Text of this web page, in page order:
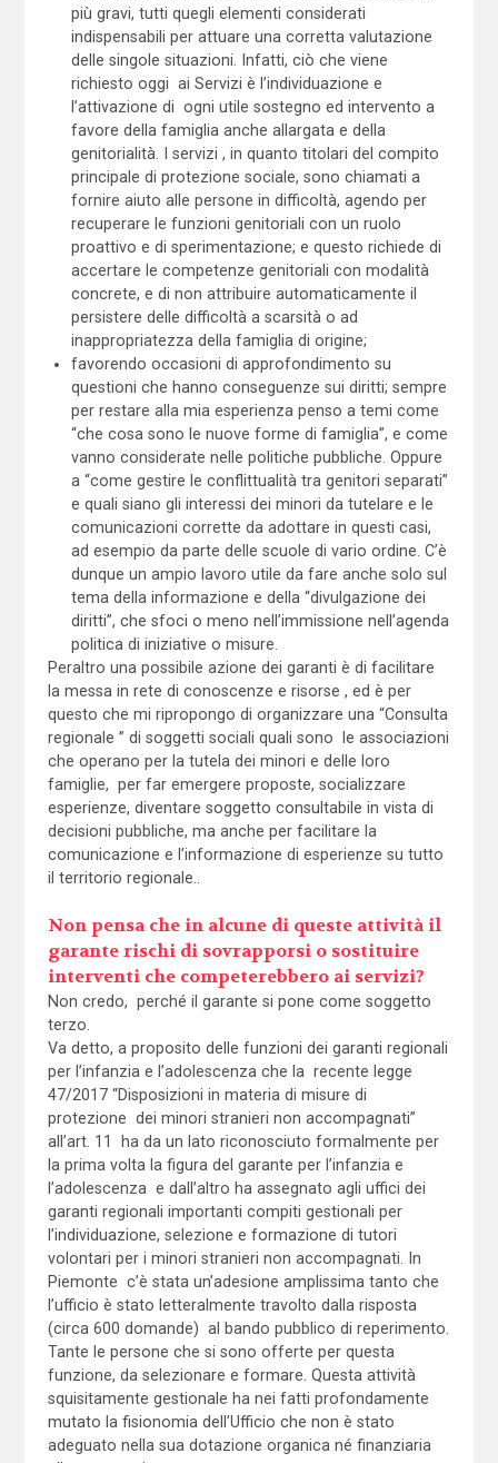
più gravi, tutti quegli elementi considerati
indispensabili per attuare una corretta valutazione
delle singole situazioni. Infatti, ciò che viene
richiesto oggi ai Servizi è l’individuazione e
l’attivazione di ogni utile sostegno ed intervento a
favore della famiglia anche allargata e della
genitorialità. I servizi , in quanto titolari del compito
principale di protezione sociale, sono chiamati a
fornire aiuto alle persone in difficoltà, agendo per
recuperare le funzioni genitoriali con un ruolo
proattivo e di sperimentazione; e questo richiede di
accertare le competenze genitoriali con modalità
concrete, e di non attribuire automaticamente il
persistere delle difficoltà a scarsità o ad
inappropriatezza della famiglia di origine;
favorendo occasioni di approfondimento su
questioni che hanno conseguenze sui diritti; sempre
per restare alla mia esperienza penso a temi come
“che cosa sono le nuove forme di famiglia”, e come
vanno considerate nelle politiche pubbliche. Oppure
a “come gestire le conflittualità tra genitori separati”
e quali siano gli interessi dei minori da tutelare e le
comunicazioni corrette da adottare in questi casi,
ad esempio da parte delle scuole di vario ordine. C’è
dunque un ampio lavoro utile da fare anche solo sul
tema della informazione e della “divulgazione dei
diritti”, che sfoci o meno nell’immissione nell’agenda
politica di iniziative o misure.
Peraltro una possibile azione dei garanti è di facilitare
la messa in rete di conoscenze e risorse , ed è per
questo che mi ripropongo di organizzare una “Consulta
regionale ” di soggetti sociali quali sono le associazioni
che operano per la tutela dei minori e delle loro
famiglie, per far emergere proposte, socializzare
esperienze, diventare soggetto consultabile in vista di
decisioni pubbliche, ma anche per facilitare la
comunicazione e l’informazione di esperienze su tutto
il territorio regionale..
Non pensa che in alcune di queste attività il
garante rischi di sovrapporsi o sostituire
interventi che competerebbero ai servizi?
Non credo, perché il garante si pone come soggetto
terzo.
Va detto, a proposito delle funzioni dei garanti regionali
per l’infanzia e l’adolescenza che la recente legge
47/2017 “Disposizioni in materia di misure di
protezione dei minori stranieri non accompagnati”
all’art. 11 ha da un lato riconosciuto formalmente per
la prima volta la figura del garante per l’infanzia e
l’adolescenza e dall’altro ha assegnato agli uffici dei
garanti regionali importanti compiti gestionali per
l’individuazione, selezione e formazione di tutori
volontari per i minori stranieri non accompagnati. In
Piemonte c’è stata un’adesione amplissima tanto che
l’ufficio è stato letteralmente travolto dalla risposta
(circa 600 domande) al bando pubblico di reperimento.
Tante le persone che si sono offerte per questa
funzione, da selezionare e formare. Questa attività
squisitamente gestionale ha nei fatti profondamente
mutato la fisionomia dell’Ufficio che non è stato
adeguato nella sua dotazione organica né finanziaria